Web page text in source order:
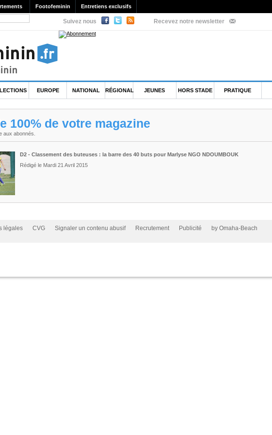
Footofeminin Entretiens exclusifs
Suivez nous Recevez notre newsletter
EUROPE NATIONAL RÉGIONAL JEUNES HORS STADE PRATIQUE
100% de votre magazine
aux abonnés.
D2 - Classement des buteuses : la barre des 40 buts pour Marlyse NGO NDOUMBOUK
Rédigé le Mardi 21 Avril 2015
légales CVG Signaler un contenu abusif Recrutement Publicité by Omaha-Beach